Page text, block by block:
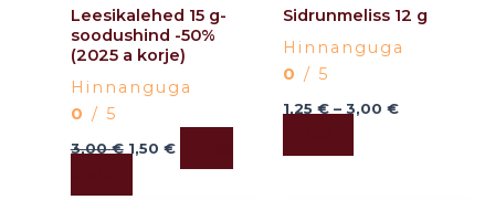
Leesikalehed 15 g-
soodushind -50%
(2025 a korje)
Hinnanguga
0 / 5
3,00€ 1,50 €
Sidrunmeliss 12 g
Hinnanguga
0 / 5
1,25 € – 3,00 €
on
product